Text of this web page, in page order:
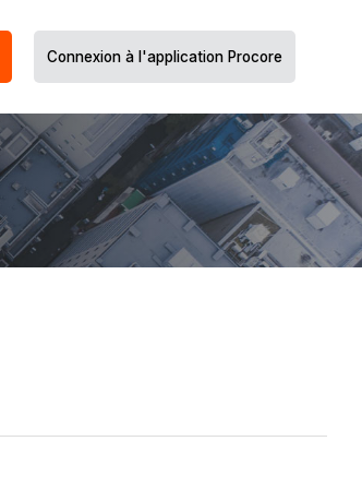
Connexion à l'application Procore